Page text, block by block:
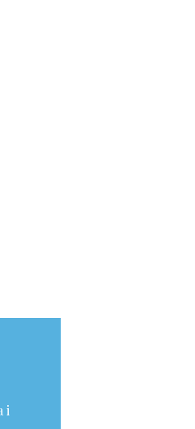
i